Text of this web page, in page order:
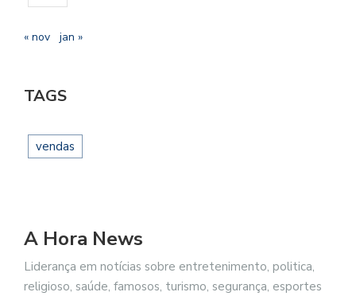
« nov jan »
TAGS
vendas
A Hora News
Liderança em notícias sobre entretenimento, politica,
religioso, saúde, famosos, turismo, segurança, esportes